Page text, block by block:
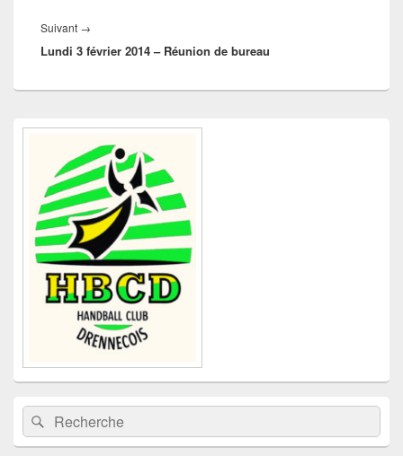
Suivant →
suivant :
Lundi 3 février 2014 – Réunion de bureau
Zone
barre
latérale
Recherche :Rechercher